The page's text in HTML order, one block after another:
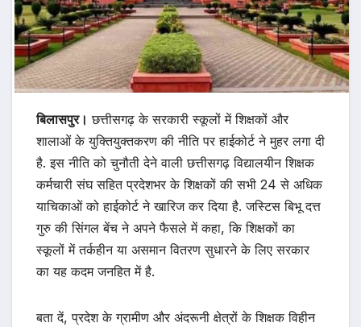
बिलासपुर। छत्तीसगढ़ के सरकारी स्कूलों में शिक्षकों और
शालाओं के युक्तियुक्तकरण की नीति पर हाईकोर्ट ने मुहर लगा दी
है. इस नीति को चुनौती देने वाली छत्तीसगढ़ विद्यालयीन शिक्षक
कर्मचारी संघ सहित प्रदेशभर के शिक्षकों की सभी 24 से अधिक
याचिकाओं को हाईकोर्ट ने खारिज कर दिया है. जस्टिस बिभू दत्त
गुरु की सिंगल बेंच ने अपने फैसले में कहा, कि शिक्षकों का
स्कूलों में तर्कहीन या असमान वितरण सुधारने के लिए सरकार
का यह कदम जनहित में है.
बता दें, प्रदेश के ग्रामीण और अंदरूनी क्षेत्रों के शिक्षक विहीन